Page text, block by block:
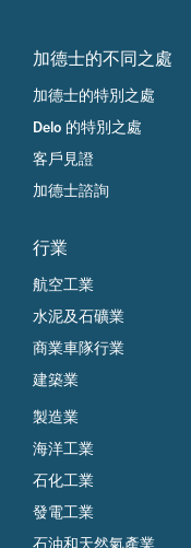
加德士的不同之處
加德士的特別之處
Delo 的特別之處
客戶見證
加德士諮詢
行業
航空工業
水泥及石礦業
商業車隊行業
建築業
製造業
海洋工業
石化工業
發電工業